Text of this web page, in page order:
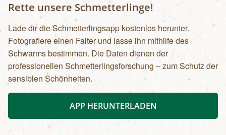
Rette unsere Schmetterlinge!
Lade dir die Schmetterlingsapp kostenlos herunter.
Fotografiere einen Falter und lasse ihn mithilfe des
Schwarms bestimmen. Die Daten dienen der
professionellen Schmetterlingsforschung – zum Schutz der
sensiblen Schönheiten.
APP HERUNTERLADEN